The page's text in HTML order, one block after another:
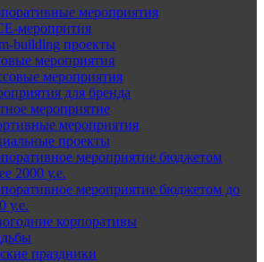
мероприятия
меропрития
building проекты
мероприятия
мероприятия
для бренда
мероприятие
мероприятия
проекты
мероприятие бюджетом
2000 у.е.
мероприятие бюджетом до
у.е.
корпоративы
праздники